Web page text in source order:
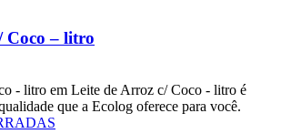
Coco – litro
- litro em Leite de Arroz c/ Coco - litro é
que a Ecolog oferece para você.